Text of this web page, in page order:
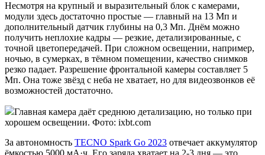
Несмотря на крупный и выразительный блок с камерами,
модули здесь достаточно простые — главный на 13 Мп и
дополнительный датчик глубины на 0,3 Мп. Днём можно
получить неплохие кадры — резкие, детализированные, с
точной цветопередачей. При сложном освещении, например,
ночью, в сумерках, в тёмном помещении, качество снимков
резко падает. Разрешение фронтальной камеры составляет 5
Мп. Она тоже звёзд с неба не хватает, но для видеозвонков её
возможностей достаточно.
Главная камера даёт среднюю детализацию, но только при
хорошем освещении. Фото: ixbt.com
За автономность TECNO Spark Go 2023 отвечает аккумулятор